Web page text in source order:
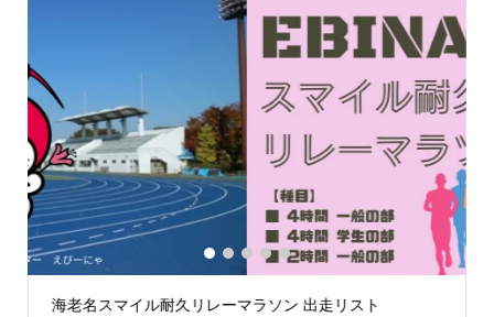
第59回荒川スマイルマラソン大会案内
1 2 3 4 5